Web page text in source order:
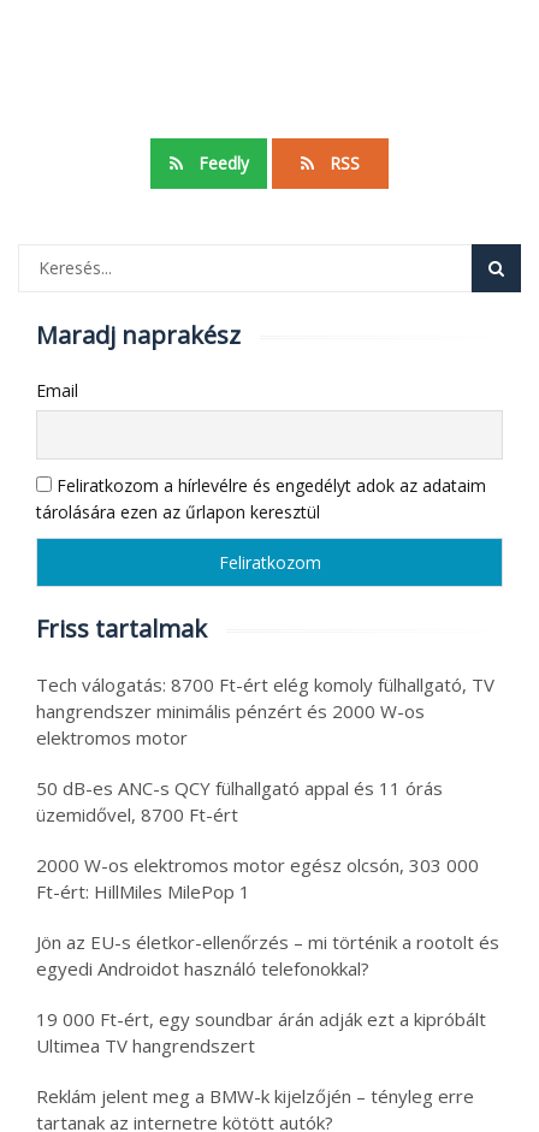
Feedly RSS
Maradj naprakész
Email
Feliratkozom a hírlevélre és engedélyt adok az adataim
tárolására ezen az űrlapon keresztül
Friss tartalmak
Tech válogatás: 8700 Ft-ért elég komoly fülhallgató, TV
hangrendszer minimális pénzért és 2000 W-os
elektromos motor
50 dB-es ANC-s QCY fülhallgató appal és 11 órás
üzemidővel, 8700 Ft-ért
2000 W-os elektromos motor egész olcsón, 303 000
Ft-ért: HillMiles MilePop 1
Jön az EU-s életkor-ellenőrzés – mi történik a rootolt és
egyedi Androidot használó telefonokkal?
19 000 Ft-ért, egy soundbar árán adják ezt a kipróbált
Ultimea TV hangrendszert
Reklám jelent meg a BMW-k kijelzőjén – tényleg erre
tartanak az internetre kötött autók?